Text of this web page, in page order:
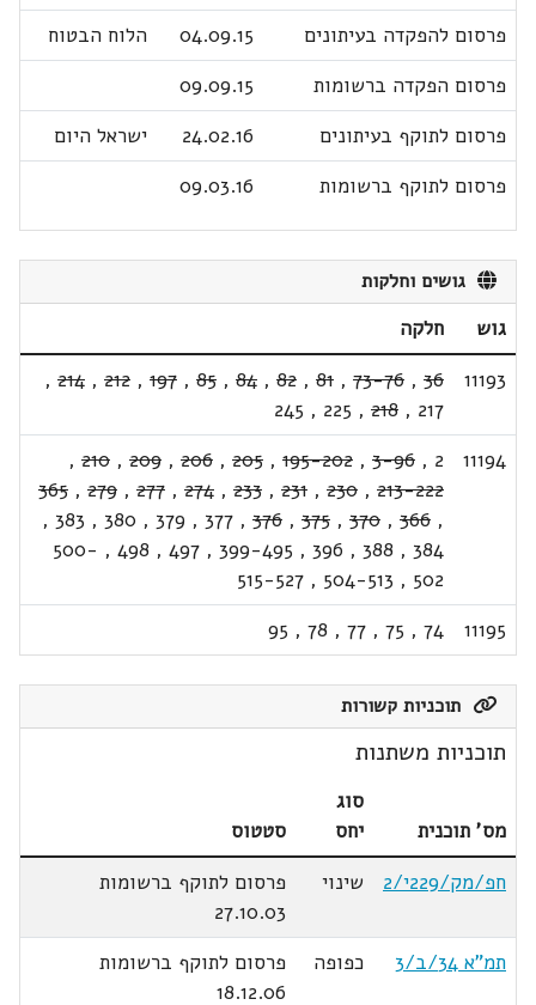
פרסום להפקדה בעיתונים
04.09.15
הלוח הבטוח
פרסום הפקדה ברשומות
09.09.15
פרסום לתוקף בעיתונים
24.02.16
ישראל היום
פרסום לתוקף ברשומות
09.03.16
גושים וחלקות
גוש
חלקה
11193
36
,
73-76
,
81
,
82
,
84
,
85
,
197
,
212
,
214
,
217
,
218
,
225
,
245
11194
2
,
3-96
,
195-202
,
205
,
206
,
209
,
210
,
213-222
,
230
,
231
,
233
,
274
,
277
,
279
,
365
,
366
,
370
,
375
,
376
,
377
,
379
,
380
,
383
,
384
,
388
,
396
,
399-495
,
497
,
498
,
500-
502
,
504-513
,
515-527
11195
74
,
75
,
77
,
78
,
95
תוכניות קשורות
תוכניות משתנות
מס' תוכנית
סוג
יחס
סטטוס
חפ/מק/229י/2
שינוי
פרסום לתוקף ברשומות
27.10.03
תמ"א 34/ב/3
כפופה
פרסום לתוקף ברשומות
18.12.06